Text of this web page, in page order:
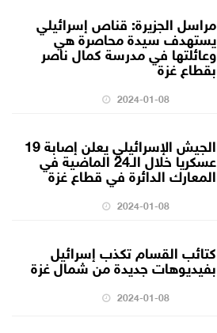
مراسل الجزيرة: قناص إسرائيلي
يستهدف سيدة محاصرة هي
وعائلتها في مدرسة كمال ناصر
بقطاع غزة
2024-01-08
الجيش الإسرائيلي يعلن إصابة 19
عسكريا خلال الـ24 الماضية في
المعارك الدائرة في قطاع غزة
2024-01-08
كتائب القسام تكذب إسرائيل
بفيديوهات جديدة من شمال غزة
2024-01-08